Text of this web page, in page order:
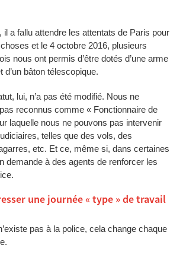
il a fallu attendre les attentats de Paris pour
et le 4 octobre 2016, plusieurs
nous ont permis d’être dotés d’une arme
d’un bâton télescopique.
lui, n’a pas été modifié. Nous ne
reconnus comme « Fonctionnaire de
laquelle nous ne pouvons pas intervenir
telles que des vols, des
etc. Et ce, même si, dans certaines
demande à des agents de renforcer les
une journée « type » de travail
pas à la police, cela change chaque